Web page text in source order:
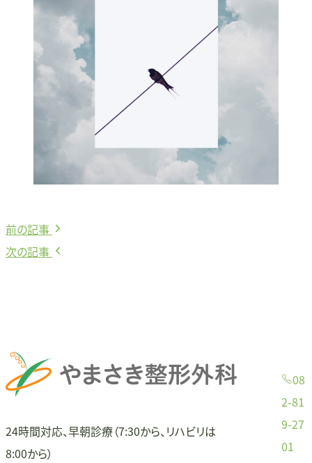
投
ゲ
ー
シ
前の記事 前
の
次の記事 次
24時間対応、早朝診療（7:30から、リハビリは
8:00から）
08
2-81
9-27
01